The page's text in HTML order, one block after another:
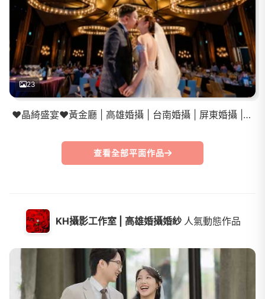
23
❤️晶綺盛宴❤️黃金廳 | 高雄婚攝 | 台南婚攝 | 屏東婚攝 | 登記結婚 | 教會證婚
查看全部平面作品
KH攝影工作室 | 高雄婚攝婚紗 人氣動態作品